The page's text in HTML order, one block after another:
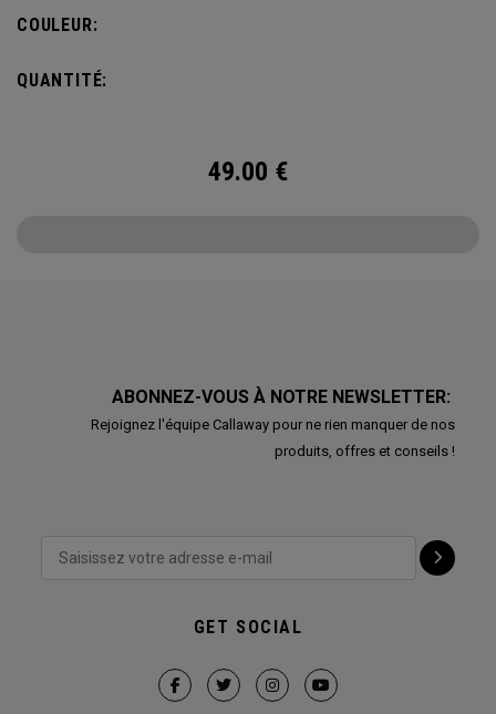
COULEUR:
QUANTITÉ:
49.00 €
ABONNEZ-VOUS À NOTRE NEWSLETTER:
Rejoignez l'équipe Callaway pour ne rien manquer de nos
produits, offres et conseils !
GET SOCIAL